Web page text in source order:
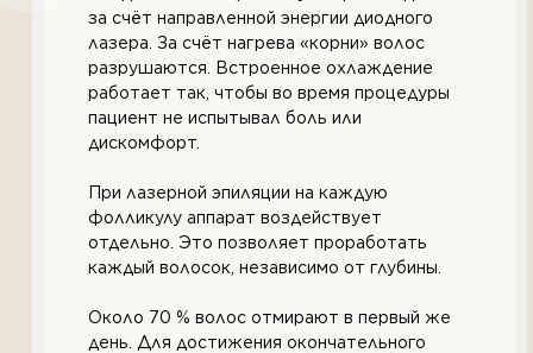
за счёт направленной энергии диодного
лазера. За счёт нагрева «корни» волос
разрушаются. Встроенное охлаждение
работает так, чтобы во время процедуры
пациент не испытывал боль или
дискомфорт.
При лазерной эпиляции на каждую
фолликулу аппарат воздействует
отдельно. Это позволяет проработать
каждый волосок, независимо от глубины.
Около 70 % волос отмирают в первый же
день. Для достижения окончательного